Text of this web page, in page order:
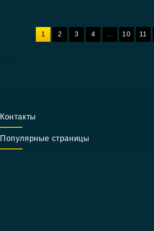
1 2 3 4 10 11
Контакты
Популярные страницы